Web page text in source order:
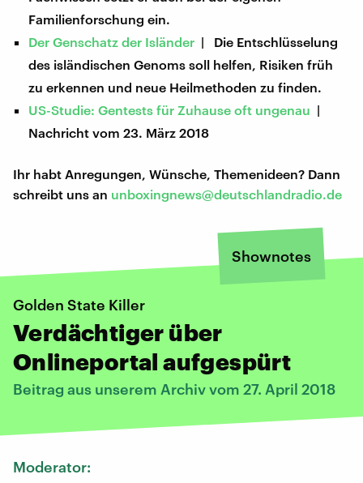
Familienforschung ein.
Der Genschatz der Isländer | Die Entschlüsselung
des isländischen Genoms soll helfen, Risiken früh
zu erkennen und neue Heilmethoden zu finden.
US-Studie: Gentests für Zuhause oft ungenau |
Nachricht vom 23. März 2018
Ihr habt Anregungen, Wünsche, Themenideen? Dann
schreibt uns an unboxingnews@deutschlandradio.de
Shownotes
Golden State Killer
Verdächtiger über
Onlineportal aufgespürt
Beitrag aus unserem Archiv vom 27. April 2018
Moderator: